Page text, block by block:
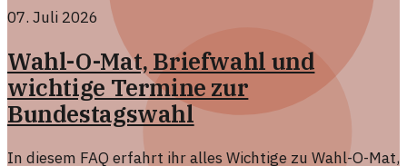
07. Juli 2026
Wahl-O-Mat, Briefwahl und
wichtige Termine zur
Bundestagswahl
In diesem FAQ erfahrt ihr alles Wichtige zu Wahl-O-Mat,